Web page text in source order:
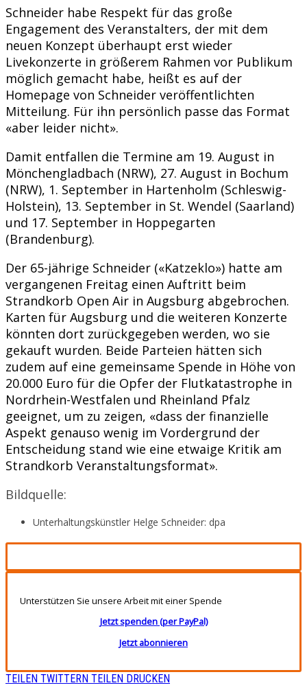
Schneider habe Respekt für das große
Engagement des Veranstalters, der mit dem
neuen Konzept überhaupt erst wieder
Livekonzerte in größerem Rahmen vor Publikum
möglich gemacht habe, heißt es auf der
Homepage von Schneider veröffentlichten
Mitteilung. Für ihn persönlich passe das Format
«aber leider nicht».
Damit entfallen die Termine am 19. August in
Mönchengladbach (NRW), 27. August in Bochum
(NRW), 1. September in Hartenholm (Schleswig-
Holstein), 13. September in St. Wendel (Saarland)
und 17. September in Hoppegarten
(Brandenburg).
Der 65-jährige Schneider («Katzeklo») hatte am
vergangenen Freitag einen Auftritt beim
Strandkorb Open Air in Augsburg abgebrochen.
Karten für Augsburg und die weiteren Konzerte
könnten dort zurückgegeben werden, wo sie
gekauft wurden. Beide Parteien hätten sich
zudem auf eine gemeinsame Spende in Höhe von
20.000 Euro für die Opfer der Flutkatastrophe in
Nordrhein-Westfalen und Rheinland Pfalz
geeignet, um zu zeigen, «dass der finanzielle
Aspekt genauso wenig im Vordergrund der
Entscheidung stand wie eine etwaige Kritik am
Strandkorb Veranstaltungsformat».
Bildquelle:
Unterhaltungskünstler Helge Schneider: dpa
Unterstützen Sie unsere Arbeit mit einer Spende
Jetzt spenden (per PayPal)
Jetzt abonnieren
TEILEN TWITTERN TEILEN DRUCKEN